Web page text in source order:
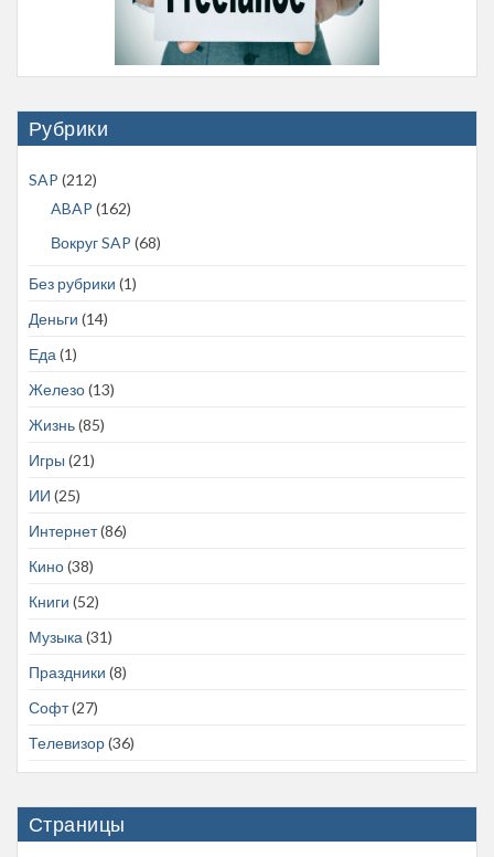
Рубрики
SAP (212)
ABAP (162)
Вокруг SAP (68)
Без рубрики (1)
Деньги (14)
Еда (1)
Железо(13)
Жизнь(85)
Игры (21)
ИИ (25)
Интернет(86)
Кино(38)
Книги (52)
Музыка (31)
Праздники (8)
Софт(27)
Телевизор(36)
Страницы